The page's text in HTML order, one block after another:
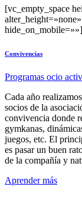
[vc_empty_space
alter_height=»none»
hide_on_mobile=»»]
Convivencias
Programas ocio
Cada año
socios de la
convivencia donde
gymkanas,
juegos, etc. El
es pasar un buen
de la compañía y
Aprender más